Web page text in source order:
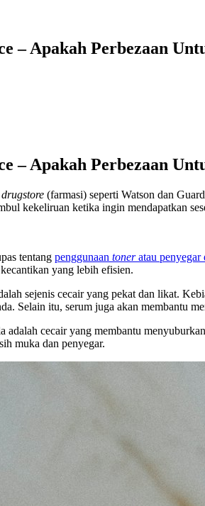
– Apakah Perbezaan
– Apakah Perbezaan
drugstore (farmasi) seperti Watson dan
kekeliruan ketika ingin mendapatkan
tentang penggunaan toneratau penyegar
yang lebih efisien.
sejenis cecair yang pekat dan likat.
Selain itu, serum juga akan membantu
adalah cecair yang membantu
muka dan penyegar.